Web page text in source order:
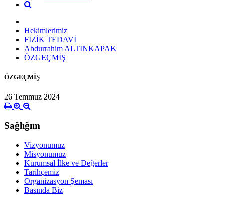
Hekimlerimiz
FİZİK TEDAVİ
Abdurrahim ALTINKAPAK
ÖZGEÇMİŞ
ÖZGEÇMİŞ
26 Temmuz 2024
Sağlığım
Vizyonumuz
Misyonumuz
Kurumsal İlke ve Değerler
Tarihçemiz
Organizasyon Şeması
Basında Biz